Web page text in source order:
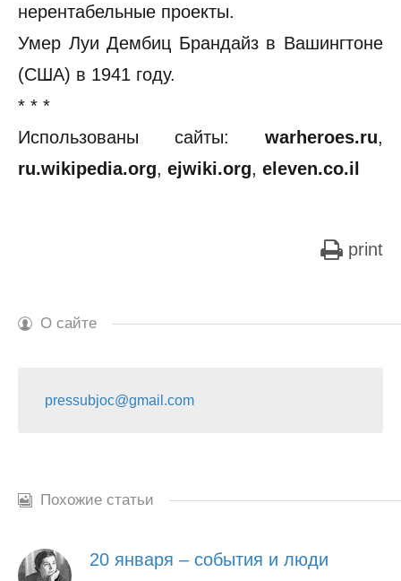
нерентабельные проекты.
Умер Луи Дембиц Брандайз в Вашингтоне
(США) в 1941 году.
* * *
Использованы сайты: warheroes.ru,
ru.wikipedia.org, ejwiki.org, eleven.co.il
print
О сайте
pressubjoc@gmail.com
Похожие статьи
20 января – события и люди